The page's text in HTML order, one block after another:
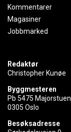
Kommentarer
Magasiner
Jobbmarked
Redaktør
Christopher Kunøe
Byggmesteren
Pb 5475 Majorstuen
0305 Oslo
Besøksadresse